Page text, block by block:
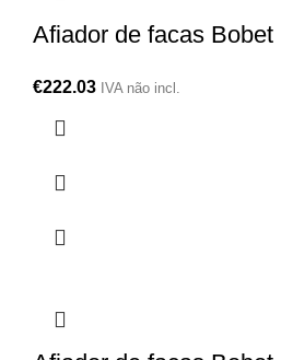
Afiador de facas Bobet
€222.03 IVA não incl.